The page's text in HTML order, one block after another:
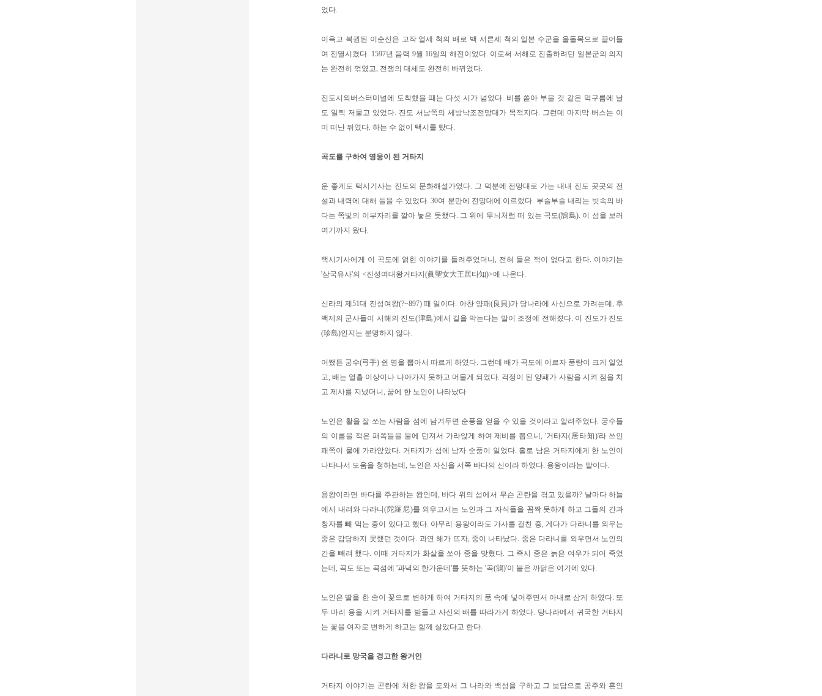
었다.
이윽고 복권된 이순신은 고작 열세 척의 배로 백 서른세 척의 일본 수군을 울돌목으로 끌어들
여 전멸시켰다. 1597년 음력 9월 16일의 해전이었다. 이로써 서해로 진출하려던 일본군의 의지
는 완전히 꺾였고, 전쟁의 대세도 완전히 바뀌었다.
진도시외버스터미널에 도착했을 때는 다섯 시가 넘었다. 비를 쏟아 부을 것 같은 먹구름에 날
도 일찍 저물고 있었다. 진도 서남쪽의 세방낙조전망대가 목적지다. 그런데 마지막 버스는 이
미 떠난 뒤였다. 하는 수 없이 택시를 탔다.
곡도를 구하여 영웅이 된 거타지
운 좋게도 택시기사는 진도의 문화해설가였다. 그 덕분에 전망대로 가는 내내 진도 곳곳의 전
설과 내력에 대해 들을 수 있었다. 30여 분만에 전망대에 이르렀다. 부슬부슬 내리는 빗속의 바
다는 쪽빛의 이부자리를 깔아 놓은 듯했다. 그 위에 무늬처럼 떠 있는 곡도(鵠島). 이 섬을 보러
여기까지 왔다.
택시기사에게 이 곡도에 얽힌 이야기를 들려주었더니, 전혀 들은 적이 없다고 한다. 이야기는
'삼국유사'의 <진성여대왕거타지(眞聖女大王居타知)>에 나온다.
신라의 제51대 진성여왕(?~897) 때 일이다. 아찬 양패(良貝)가 당나라에 사신으로 가려는데, 후
백제의 군사들이 서해의 진도(津島)에서 길을 막는다는 말이 조정에 전해졌다. 이 진도가 진도
(珍島)인지는 분명하지 않다.
어쨌든 궁수(弓手) 쉰 명을 뽑아서 따르게 하였다. 그런데 배가 곡도에 이르자 풍랑이 크게 일었
고, 배는 열흘 이상이나 나아가지 못하고 머물게 되었다. 걱정이 된 양패가 사람을 시켜 점을 치
고 제사를 지냈더니, 꿈에 한 노인이 나타났다.
노인은 활을 잘 쏘는 사람을 섬에 남겨두면 순풍을 얻을 수 있을 것이라고 알려주었다. 궁수들
의 이름을 적은 패쪽들을 물에 던져서 가라앉게 하여 제비를 뽑으니, '거타지(居타知)'라 쓰인
패쪽이 물에 가라앉았다. 거타지가 섬에 남자 순풍이 일었다. 홀로 남은 거타지에게 한 노인이
나타나서 도움을 청하는데, 노인은 자신을 서쪽 바다의 신이라 하였다. 용왕이라는 말이다.
용왕이라면 바다를 주관하는 왕인데, 바다 위의 섬에서 무슨 곤란을 겪고 있을까? 날마다 하늘
에서 내려와 다라니(陀羅尼)를 외우고서는 노인과 그 자식들을 꼼짝 못하게 하고 그들의 간과
창자를 빼 먹는 중이 있다고 했다. 아무리 용왕이라도 가사를 걸친 중, 게다가 다라니를 외우는
중은 감당하지 못했던 것이다. 과연 해가 뜨자, 중이 나타났다. 중은 다라니를 외우면서 노인의
간을 빼려 했다. 이때 거타지가 화살을 쏘아 중을 맞혔다. 그 즉시 중은 늙은 여우가 되어 죽었
는데, 곡도 또는 곡섬에 '과녁의 한가운데'를 뜻하는 '곡(鵠)'이 붙은 까닭은 여기에 있다.
노인은 딸을 한 송이 꽃으로 변하게 하여 거타지의 품 속에 넣어주면서 아내로 삼게 하였다. 또
두 마리 용을 시켜 거타지를 받들고 사신의 배를 따라가게 하였다. 당나라에서 귀국한 거타지
는 꽃을 여자로 변하게 하고는 함께 살았다고 한다.
다라니로 망국을 경고한 왕거인
거타지 이야기는 곤란에 처한 왕을 도와서 그 나라와 백성을 구하고 그 보답으로 공주와 혼인